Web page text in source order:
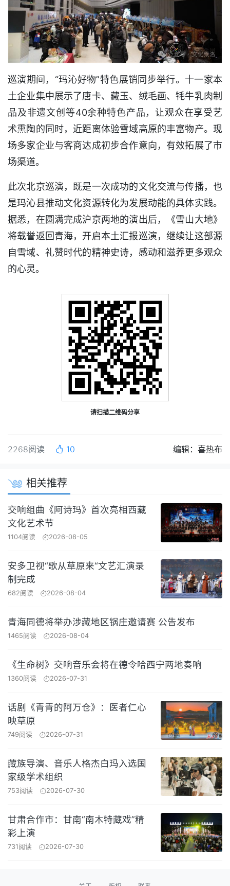
巡演期间，“玛沁好物”特色展销同步举行。十一家本
土企业集中展示了唐卡、藏玉、绒毛画、牦牛乳肉制
品及非遗文创等40余种特色产品，让观众在享受艺
术熏陶的同时，近距离体验雪域高原的丰富物产。现
场多家企业与客商达成初步合作意向，有效拓展了市
场渠道。
此次北京巡演，既是一次成功的文化交流与传播，也
是玛沁县推动文化资源转化为发展动能的具体实践。
据悉，在圆满完成沪京两地的演出后，《雪山大地》
将载誉返回青海，开启本土汇报巡演，继续让这部源
自雪域、礼赞时代的精神史诗，感动和滋养更多观众
的心灵。
请扫描二维码分享
2268阅读 10 编辑：喜热布
相关推荐
交响组曲《阿诗玛》首次亮相西藏
文化艺术节
1104阅读 2026-08-05
安多卫视“歌从草原来“文艺汇演录
制完成
682阅读 2026-08-04
青海同德将举办涉藏地区锅庄邀请赛 公告发布
1465阅读 2026-08-04
《生命树》交响音乐会将在德令哈西宁两地奏响
1360阅读 2026-07-31
话剧《青青的阿万仓》：医者仁心
映草原
749阅读 2026-07-31
藏族导演、音乐人格杰白玛入选国
家级学术组织
753阅读 2026-07-30
甘肃合作市：甘南“南木特藏戏”精
彩上演
731阅读 2026-07-30